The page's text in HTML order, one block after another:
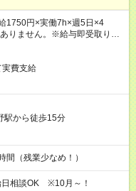
1750円×実働7h×週5日×4
りません。※給与即受取りサ
実費支給
駅から徒歩15分
（残業少なめ！）
相談OK ※10月～！